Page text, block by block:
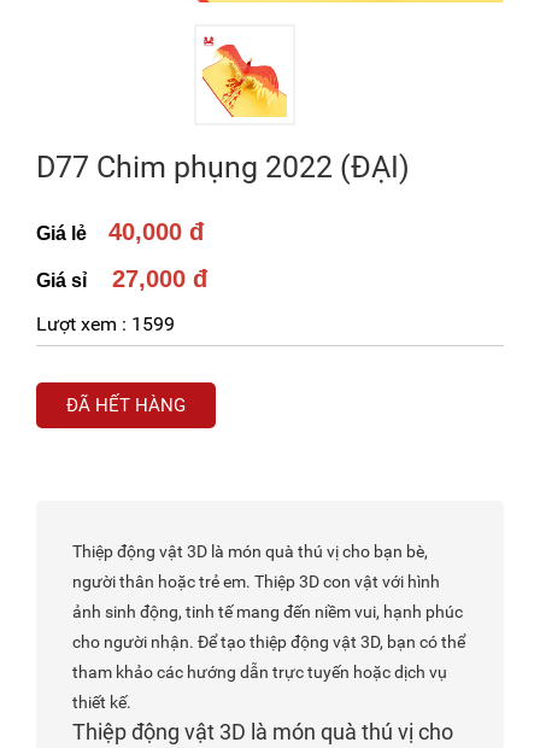
D77 Chim phụng 2022 (ĐẠI)
Giá lẻ 40,000 đ
Giá sỉ 27,000 đ
Lượt xem : 1599
ĐÃ HẾT HÀNG
Thiệp động vật 3D là món quà thú vị cho bạn bè,
người thân hoặc trẻ em. Thiệp 3D con vật với hình
ảnh sinh động, tinh tế mang đến niềm vui, hạnh phúc
cho người nhận. Để tạo thiệp động vật 3D, bạn có thể
tham khảo các hướng dẫn trực tuyến hoặc dịch vụ
thiết kế.
Thiệp động vật 3D là món quà thú vị cho